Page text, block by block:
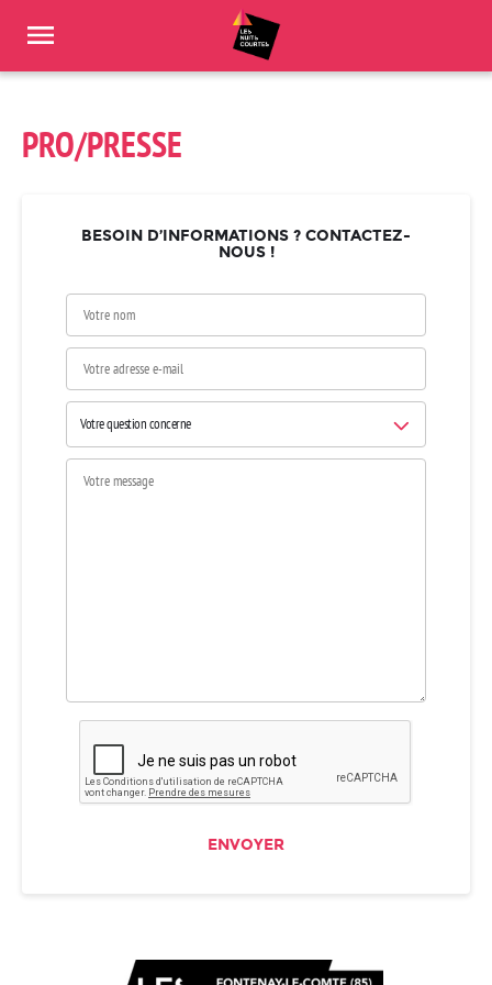
PRO/PRESSE
BESOIN D’INFORMATIONS ? CONTACTEZ-
NOUS !
ENVOYER